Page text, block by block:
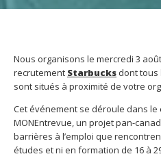
Nous organisons le mercredi 3
recrutement Starbucks dont
sont situés à proximité de votre
Cet événement se déroule dans le
MONEntrevue, un projet pan-
barrières à l’emploi que
études et ni en formation de 16 à